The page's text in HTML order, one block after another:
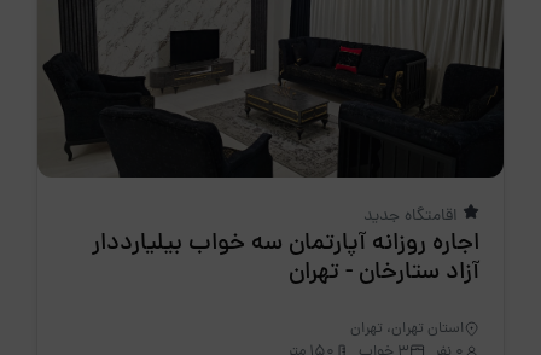
اقامتگاه جدید
اجاره روزانه آپارتمان سه خواب بیلیارددار
آزاد ستارخان - تهران
استان تهران، تهران